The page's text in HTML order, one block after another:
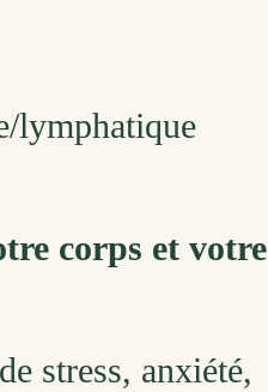
lymphatique
corps et votre
stress, anxiété,